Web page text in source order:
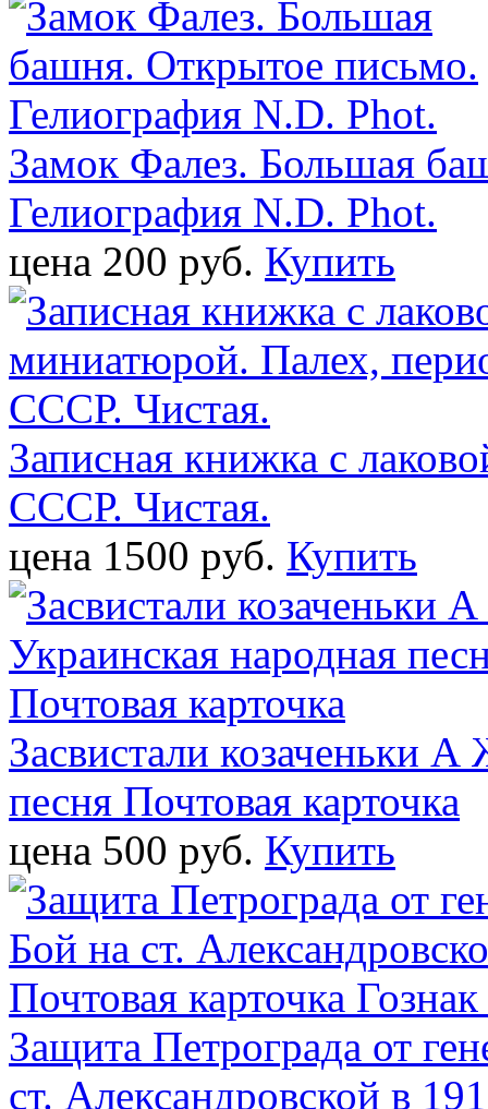
Замок Фалез. Большая
Гелиография N.D. Phot.
цена 200 pуб. Купить
Записная книжка с
СССР. Чистая.
цена 1500 pуб. Купить
Засвистали козаченьки
песня Почтовая карточка
цена 500 pуб. Купить
Защита Петрограда от
ст. Александровской в